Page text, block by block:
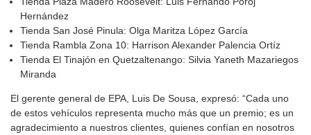
Hernández
Tienda San José Pinula: Olga Maritza López García
Tienda Rambla Zona 10: Harrison Alexander Palencia Ortíz
Tienda El Tinajón en Quetzaltenango: Silvia Yaneth Mazariegos
Miranda
El gerente general de EPA, Luis De Sousa, expresó: “Cada uno
de estos vehículos representa mucho más que un premio; es un
agradecimiento a nuestros clientes, quienes confían en nosotros